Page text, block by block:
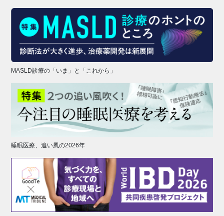
MASLD診療の「いま」と「これから」
睡眠医療、追い風の2026年